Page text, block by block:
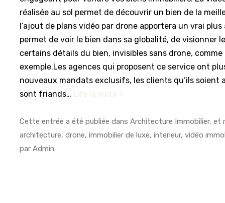
réalisée au sol permet de découvrir un bien de la
l’ajout de plans vidéo par drone apportera un vrai
permet de voir le bien dans sa globalité, de visionner
certains détails du bien, invisibles sans drone,
exemple.Les agences qui proposent ce service ont
nouveaux mandats exclusifs, les clients qu’ils soient
sont friands…
Cette entrée a été publiée dansArchitecture Immobilier, et
architecture,drone,immobilier de luxe,interieur,vidéo
parAdmin.